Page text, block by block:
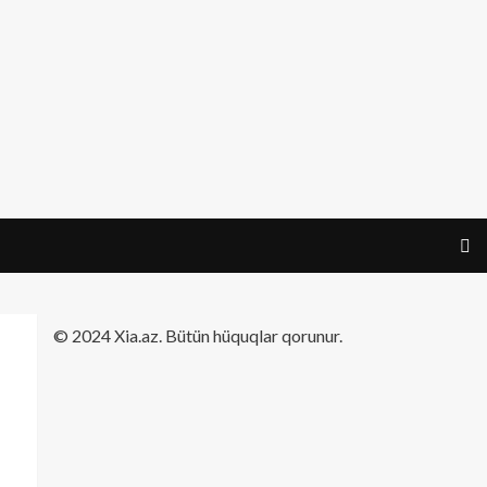
​© 2024 Xia.az. Bütün hüquqlar qorunur.